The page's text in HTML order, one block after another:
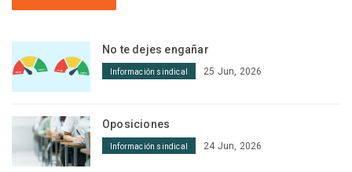
No te dejes engañar
Información sindical 25 Jun, 2026
Oposiciones
Información sindical 24 Jun, 2026